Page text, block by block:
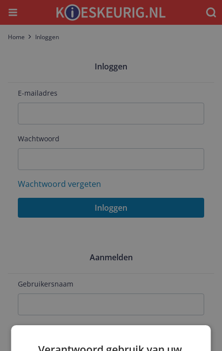
Menu
Home Inloggen
Inloggen
E-mailadres
Wachtwoord
Wachtwoord vergeten
Inloggen
Aanmelden
Gebruikersnaam